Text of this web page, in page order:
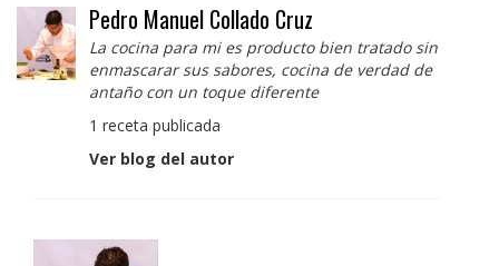
Pedro Manuel Collado Cruz
La cocina para mi es producto bien tratado sin
enmascarar sus sabores, cocina de verdad de
antaño con un toque diferente
1 receta publicada
Ver blog del autor